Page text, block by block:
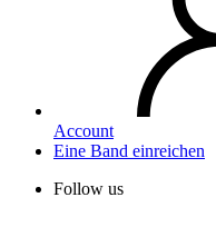
Account
Eine Band einreichen
Follow us